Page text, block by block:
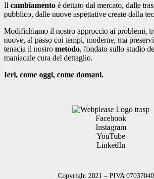
Il cambiamento è dettato dal mercato, dalle
pubblico, dalle nuove aspettative create dalla
Modifichiamo il nostro approccio ai problemi,
nuove, al passo coi tempi, moderne, ma
tenacia il nostro metodo, fondato sullo studio
maniacale cura del dettaglio.
Ieri, come oggi, come domani.
Facebook
Instagram
YouTube
LinkedIn
Copyright 2021 – PIVA